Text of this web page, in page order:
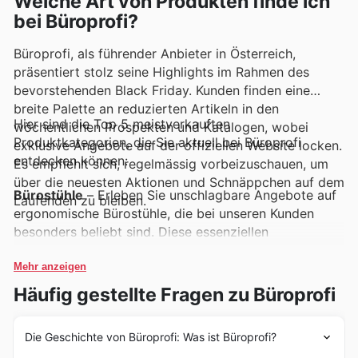
bei Büroprofi?
Büroprofi, als führender Anbieter in Österreich,
präsentiert stolz seine Highlights im Rahmen des
bevorstehenden Black Friday. Kunden finden eine
breite Palette an reduzierten Artikeln in den
wöchentlichen Prospekten und Katalogen, wobei
exklusive Angebote auf der offiziellen Website locken.
Es empfiehlt sich, regelmässig vorbeizuschauen, um
über die neuesten Aktionen und Schnäppchen auf dem
Laufenden zu bleiben.
Hier sind die Top 5 meistverkauften
Produktkategorien, die Sie aktuell bei Büroprofi
entdecken können:
Bürostühle– Erleben Sie unschlagbare Angebote auf
ergonomische Bürostühle, die bei unseren Kunden
besonders beliebt sind. Diese essenziellen
Black Friday Sales und bieten Komfort und Stil für
jedes Homeoffice oder Büro. Entdecken Sie die
aktuellen Büroprofi Deals und sichern Sie sich Ihren
Mehr anzeigen
Häufig gestellte Fragen zu Büroprofi
Die Geschichte von Büroprofi: Was ist Büroprofi?